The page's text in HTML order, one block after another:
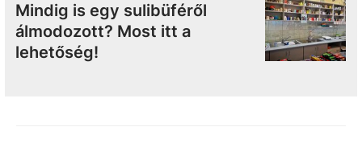
Mindig is egy sulibüféről
álmodozott? Most itt a
lehetőség!